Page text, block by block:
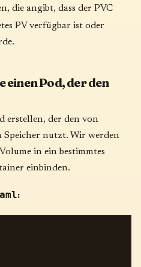
die angibt, dass der PVC
PV verfügbar ist oder
einen Pod, der den
erstellen, der den von
Speicher nutzt. Wir werden
in ein bestimmtes
einbinden.
: